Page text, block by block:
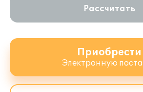
Рассчитать
Приобрести
Электронную